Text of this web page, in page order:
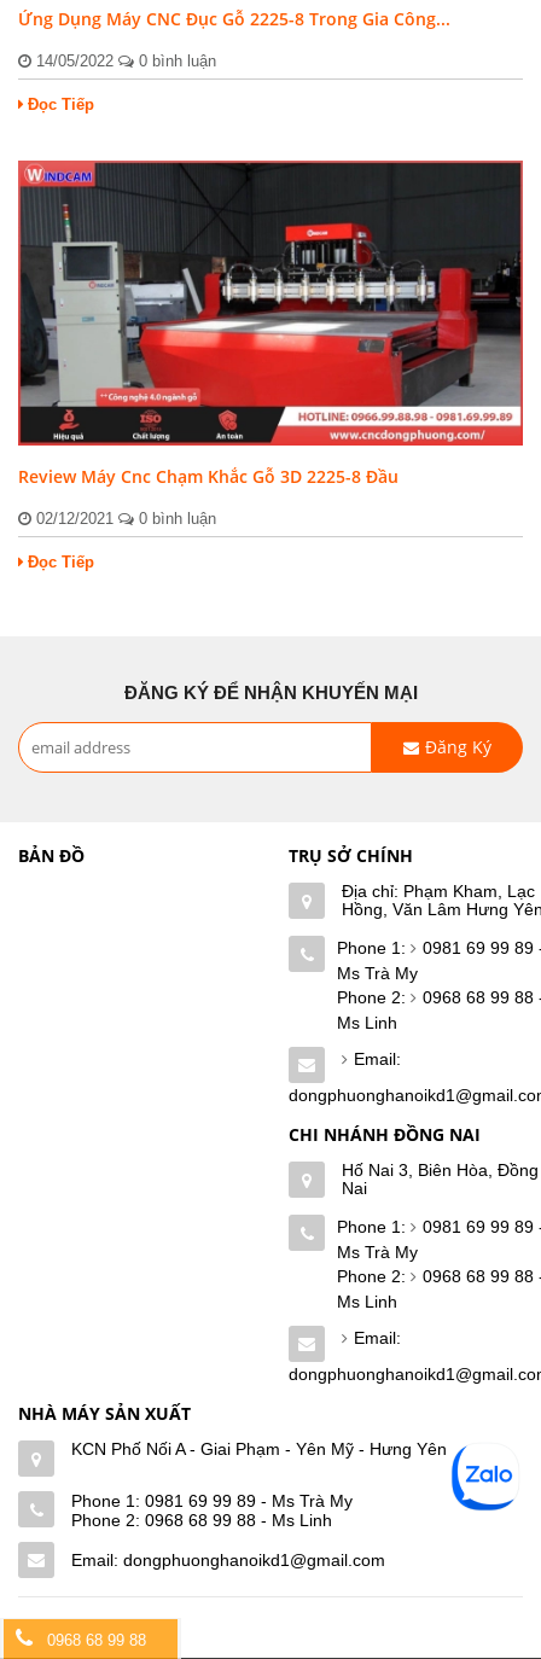
Ứng Dụng Máy CNC Đục Gỗ 2225-8 Trong Gia Công...
14/05/2022 0 bình luận
Đọc Tiếp
Review Máy Cnc Chạm Khắc Gỗ 3D 2225-8 Đầu
02/12/2021 0 bình luận
Đọc Tiếp
0968 68 99 88
ĐĂNG KÝ ĐỂ NHẬN KHUYẾN MẠI
Đăng Ký
BẢN ĐỒ TRỤ SỞ CHÍNH
Địa chỉ: Phạm Kham, Lạc
Hồng, Văn Lâm Hưng
Phone 1:
0981 69 99 89
Ms Trà My
Phone 2:
0968 68 99 88
Ms Linh
Email:
CHI NHÁNH ĐỒNG NAI
Hố Nai 3, Biên Hòa, Đồng
Nai
Phone 1:
0981 69 99 89
Ms Trà My
Phone 2:
0968 68 99 88
Ms Linh
Email:
NHÀ MÁY SẢN XUẤT
KCN Phố Nối A - Giai Phạm - Yên Mỹ - Hưng Yên
Phone 1: 0981 69 99 89 - Ms Trà My
Phone 2: 0968 68 99 88 - Ms Linh
Email: dongphuonghanoikd1@gmail.com